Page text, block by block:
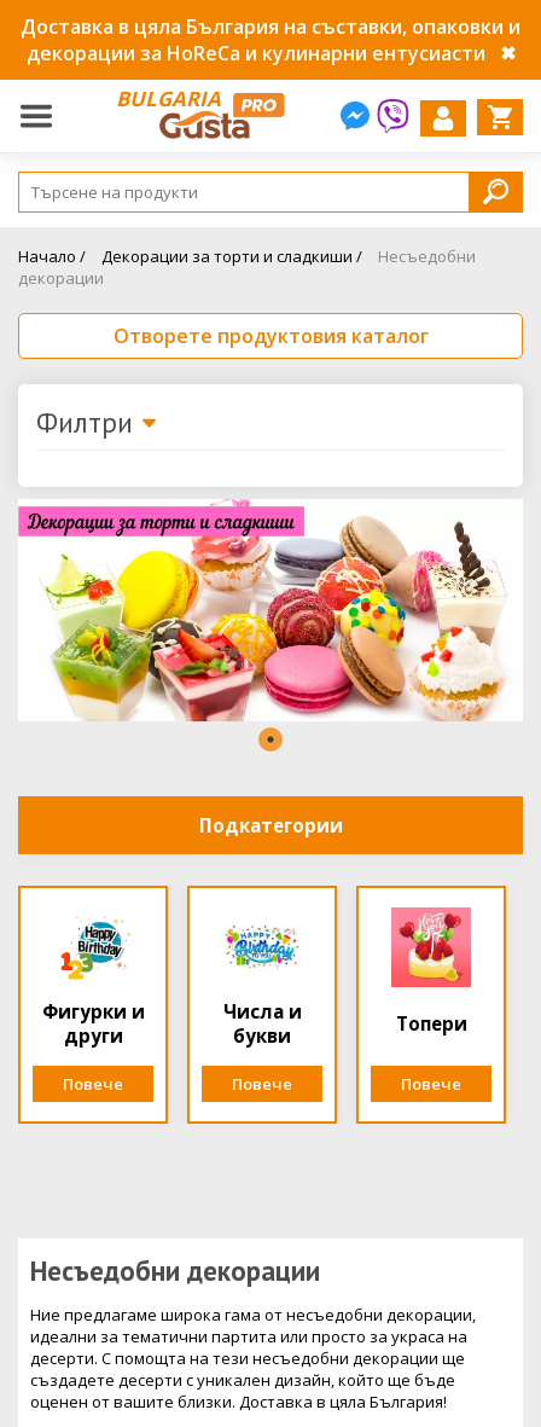
Доставка в цяла България на съставки, опаковки и
декорации за HoReCa и кулинарни ентусиасти
✖
BULGARIA
Начало / Декорации за торти и сладкиши /
Несъедобни
декорации
Отворете продуктовия каталог
Филтри
Подкатегории
Фигурки и
други
Повече
Числа и
букви
Повече
Топери
Повече
Несъедобни декорации
Ние предлагаме широка гама от несъедобни декорации,
идеални за тематични партита или просто за украса на
десерти. С помощта на тези несъедобни декорации ще
създадете десерти с уникален дизайн, който ще бъде
оценен от вашите близки. Доставка в цяла България!